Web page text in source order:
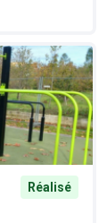
Réalisé